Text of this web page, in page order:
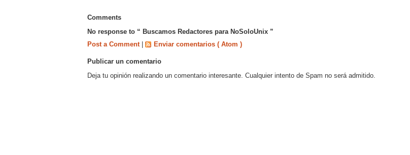
Comments
No response to “ Buscamos Redactores para NoSoloUnix ”
Post a Comment
Enviar comentarios ( Atom )
Publicar un comentario
Deja tu opinión realizando un comentario interesante. Cualquier intento de Spam no será admitido.